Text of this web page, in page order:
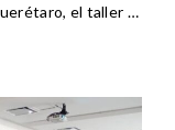
el taller …